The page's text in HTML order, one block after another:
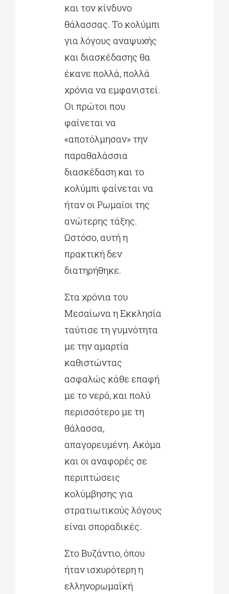
και τον κίνδυνο
θάλασσας. Το κολύμπι
για λόγους αναψυχής
και διασκέδασης θα
έκανε πολλά, πολλά
χρόνια να εμφανιστεί.
Οι πρώτοι που
φαίνεται να
«αποτόλμησαν» την
παραθαλάσσια
διασκέδαση και το
κολύμπι φαίνεται να
ήταν οι Ρωμαίοι της
ανώτερης τάξης.
Ωστόσο, αυτή η
πρακτική δεν
διατηρήθηκε.
Στα χρόνια του
Μεσαίωνα η Εκκλησία
ταύτισε τη γυμνότητα
με την αμαρτία
καθιστώντας
ασφαλώς κάθε επαφή
με το νερό, και πολύ
περισσότερο με τη
θάλασσα,
απαγορευμένη. Ακόμα
και οι αναφορές σε
περιπτώσεις
κολύμβησης για
στρατιωτικούς λόγους
είναι σποραδικές.
Στο Βυζάντιο, όπου
ήταν ισχυρότερη η
ελληνορωμαϊκή